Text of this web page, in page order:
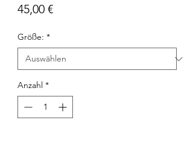
45,00 €Preis
Größe: *
Anzahl *